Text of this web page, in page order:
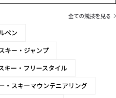
全ての競技を見る
ペン
キー・ジャンプ
キー・フリースタイル
・スキーマウンテニアリング